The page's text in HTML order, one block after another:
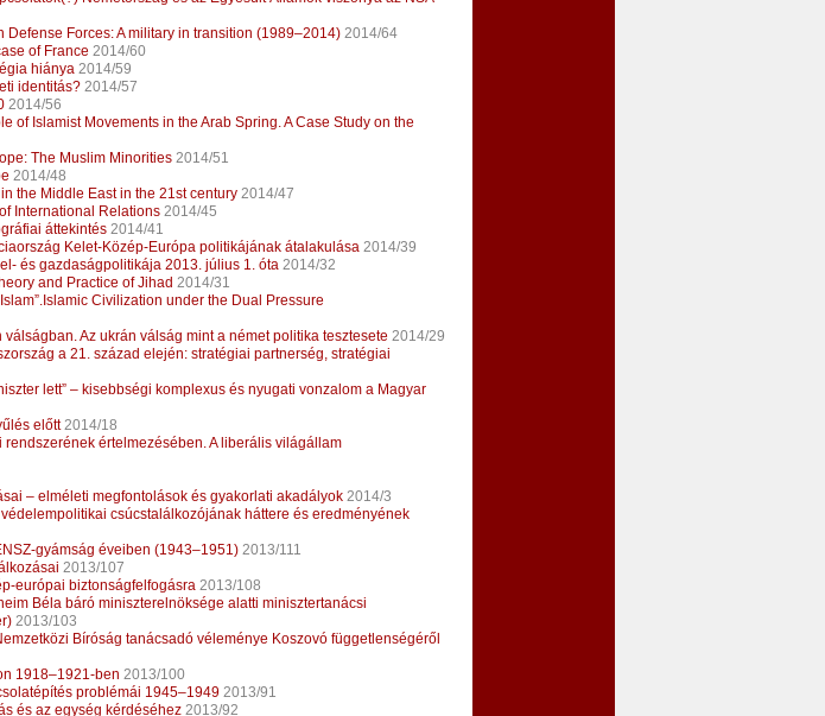
Defense Forces: A military in transition (1989–2014) 2014/64
of France 2014/60
hiánya 2014/59
identitás? 2014/57
2014/56
of Islamist Movements in the Arab Spring. A Case Study on the
The Muslim Minorities 2014/51
2014/48
the Middle East in the 21st century 2014/47
International Relations 2014/45
áttekintés 2014/41
Kelet-Közép-Európa politikájának átalakulása 2014/39
és gazdaságpolitikája 2013. július 1. óta 2014/32
and Practice of Jihad 2014/31
Civilization under the Dual Pressure
Az ukrán válság mint a német politika tesztesete 2014/29
a 21. század elején: stratégiai partnerség, stratégiai
lett” – kisebbségi komplexus és nyugati vonzalom a Magyar
előtt2014/18
értelmezésében. A liberális világállam
– elméleti megfontolások és gyakorlati akadályok 2014/3
csúcstalálkozójának háttere és eredményének
gyámság éveiben (1943–1951) 2013/111
2013/107
európai biztonságfelfogásra 2013/108
Béla báró miniszterelnöksége alatti minisztertanácsi
2013/103
Bíróság tanácsadó véleménye Koszovó függetlenségéről
1918–1921-ben 2013/100
problémái 1945–1949 2013/91
és az egység kérdéséhez 2013/92